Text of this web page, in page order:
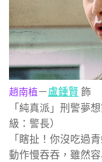
趙南植－盧鍾賢 飾
「純真派」刑警夢
級：警長）
「瞎扯！你沒吃過
動作慢吞吞，雖然